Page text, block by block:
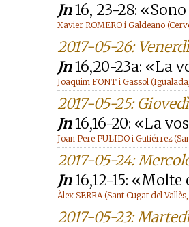
Jn16, 23-28:
Xavier ROMERO i Galdeano
2017-05-26:
Jn16,20-23a: «La
Joaquim FONT i Gassol
2017-05-25:
Jn16,16-20: «La
Joan Pere PULIDO i Gutiérrez
2017-05-24:
Jn16,12-15:
Àlex SERRA (Sant Cugat del
2017-05-23: